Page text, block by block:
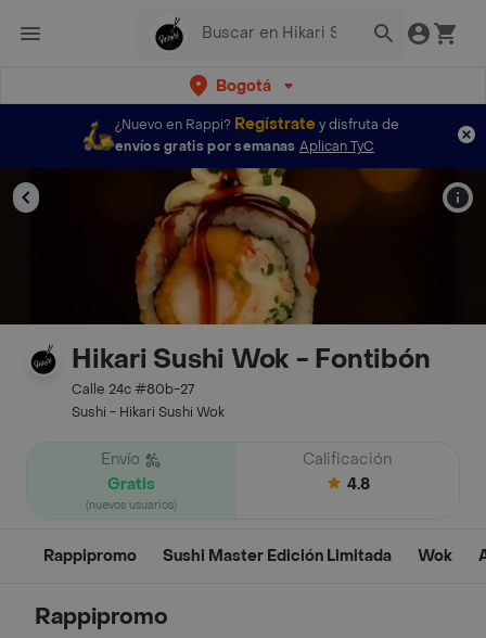
Bogotá
¿Nuevo en Rappi? Regístratey disfruta de
envíos gratis por semanas Aplican TyC
Hikari Sushi Wok - Fontibón
Calle 24c #80b-27
Sushi - Hikari Sushi Wok
Envío
Gratis
(nuevos usuarios)
Calificación
4.8
Rappipromo Sushi Master Edición Limitada Wok
Rappipromo